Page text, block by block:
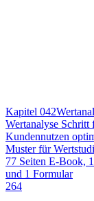
Kapitel 042
Wertanalyse Schritt
Kundennutzen
Muster für
77 Seiten E-Book,
und 1 Formular
264